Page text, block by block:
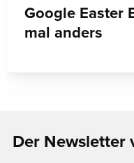
Google Easter
mal anders
Der Newsletter